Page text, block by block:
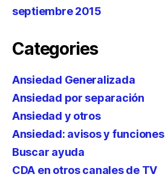
septiembre 2015
Categories
Ansiedad Generalizada
Ansiedad por separación
Ansiedad y otros
Ansiedad: avisos y funciones
Buscar ayuda
CDA en otros canales de TV